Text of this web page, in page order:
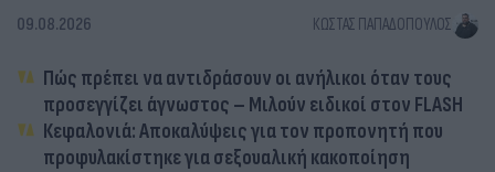
09.08.2026 ΚΏΣΤΑΣ ΠΑΠΑΔΌΠΟΥΛΟΣ
Πώς πρέπει να αντιδράσουν οι ανήλικοι όταν τους
προσεγγίζει άγνωστος – Μιλούν ειδικοί στον FLASH
Κεφαλονιά: Αποκαλύψεις για τον προπονητή που
προφυλακίστηκε για σεξουαλική κακοποίηση